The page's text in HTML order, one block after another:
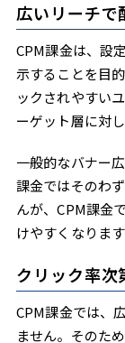
広いリーチで
CPM課金は、設
示することを目
ックされやすい
ーゲット層に対
一般的なバナー
課金ではそのわ
んが、CPM課金
けやすくなります
クリック率次
CPM課金では、
ません。そのた